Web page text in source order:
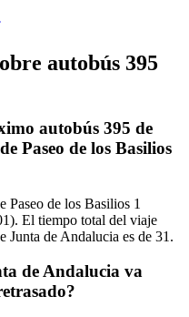
autobús 395
autobús 395 de
Paseo de los Basilios
Paseo de los Basilios 1
El tiempo total del viaje
Junta de Andalucia es de 31.
de Andalucia va